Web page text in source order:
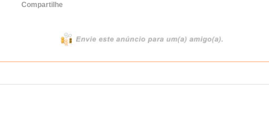
Compartilhe